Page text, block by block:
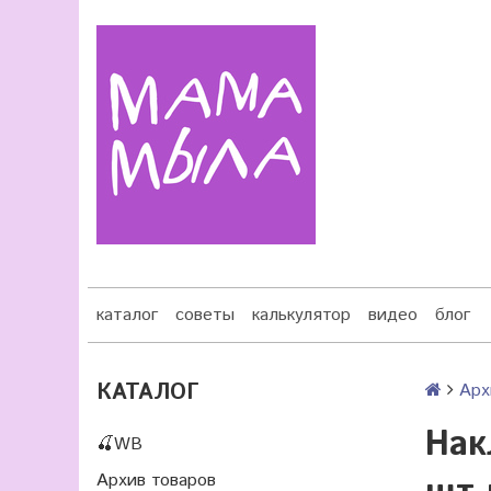
каталог советы калькулятор видео блог
КАТАЛОГ
🍒WB
Архив товаров